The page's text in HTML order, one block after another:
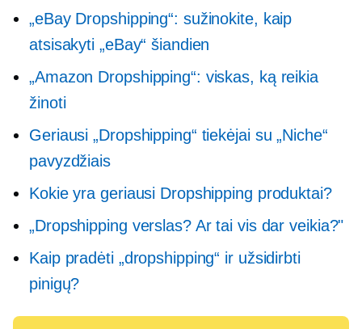
„eBay Dropshipping“: sužinokite, kaip
atsisakyti „eBay“ šiandien
„Amazon Dropshipping“: viskas, ką reikia
žinoti
Geriausi „Dropshipping“ tiekėjai su „Niche“
pavyzdžiais
Kokie yra geriausi Dropshipping produktai?
„Dropshipping verslas? Ar tai vis dar veikia?"
Kaip pradėti „dropshipping“ ir užsidirbti
pinigų?